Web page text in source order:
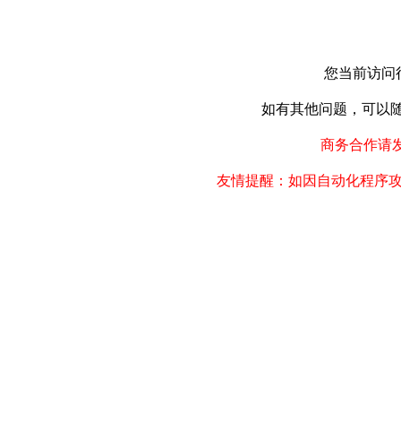
您当前访问
如有其他问题，可以
商务合作请
友情提醒：如因自动化程序